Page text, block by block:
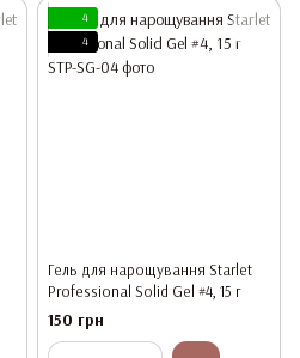
4
4
Гель для нарощування Starlet
Professional Solid Gel #4, 15 г
150 грн